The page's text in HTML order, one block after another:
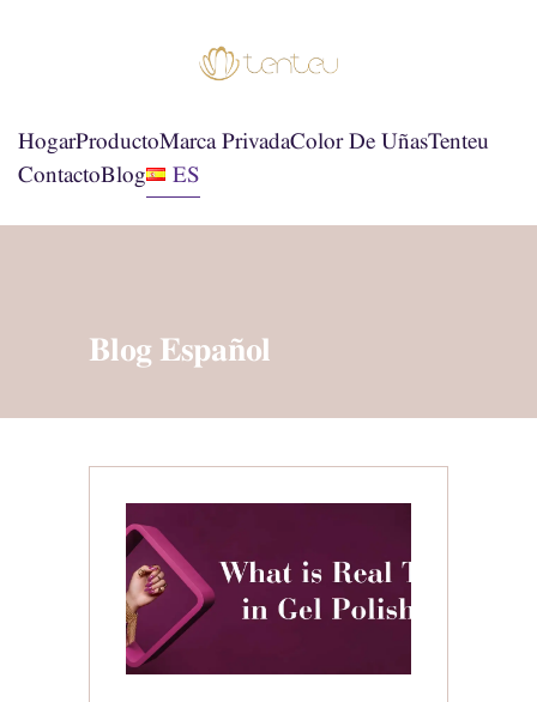
HogarProductoMarca PrivadaColor De UñasTenteu
ContactoBlog ES
Blog Español